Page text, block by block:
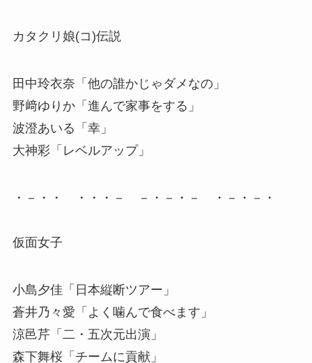
カタクリ娘(コ)伝説
田中玲衣奈「他の誰かじゃダメなの」
野﨑ゆりか「進んで家事をする」
波澄あいる「幸」
大神彩「レベルアップ」
・－・・ ・・・－ －・－・－ ・－・－・
仮面女子
小島夕佳「日本縦断ツアー」
蒼井乃々愛「よく噛んで食べます」
涼邑芹「二・五次元出演」
森下舞桜「チームに貢献」